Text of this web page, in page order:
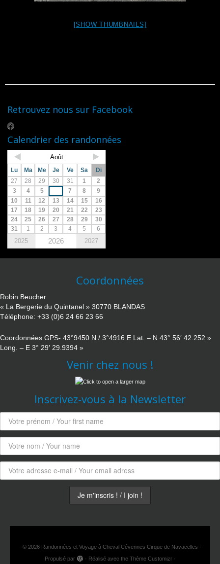
[SHOW THUMBNAILS]
Retrouvez nous sur Facebook
Calendrier des randonnées
Août
Lu Ma Me Je Ve Sa
Di
27
28 29 30 31 1
2
3
4 5 7 8
9
10
11 12 13 14 15
16
17
18 19 20 21 22
23
24
25 26 27 28 29
30
31
1 2 3 4 5 6
2025 2026 2027
Coordonnées
Robin Beucher
« La Bergerie du Quintanel » 30770 BLANDAS
Téléphone: +33 (0)6 24 66 23 66
Coordonnées GPS- 43°9450 N / 3°4916 E Lat. – N 43° 56′ 42.252 »
Long. – E 3° 29′ 29.9394 »
Venir chez nous !
Inscrivez-vous à la Newsletter
· © 2026 Randonnées et Voyage à Cheval Cévennes Cirque de Navacelles ·
Propulsé par
· Réalisé avec the Thème Customizr·